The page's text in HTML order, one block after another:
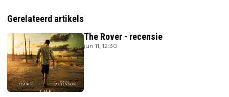
Gerelateerd artikels
The Rover - recensie
jun 11, 12:30